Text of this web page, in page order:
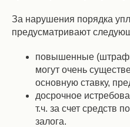
За нарушения порядка
предусматривают
повышенные
могут очень
основную ставку,
досрочное
т.ч. за счет средств
залога.